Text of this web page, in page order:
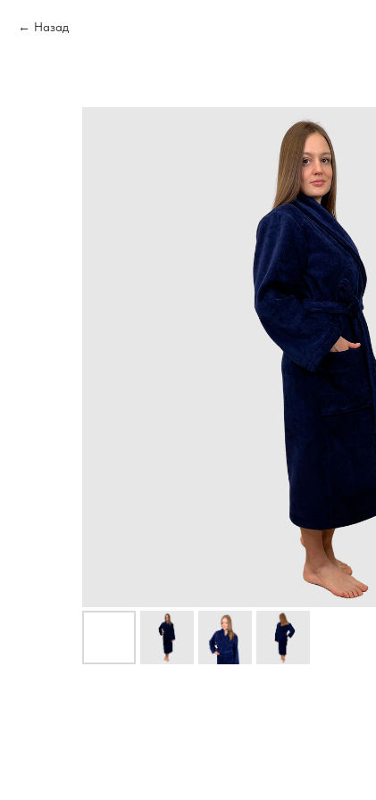
Назад